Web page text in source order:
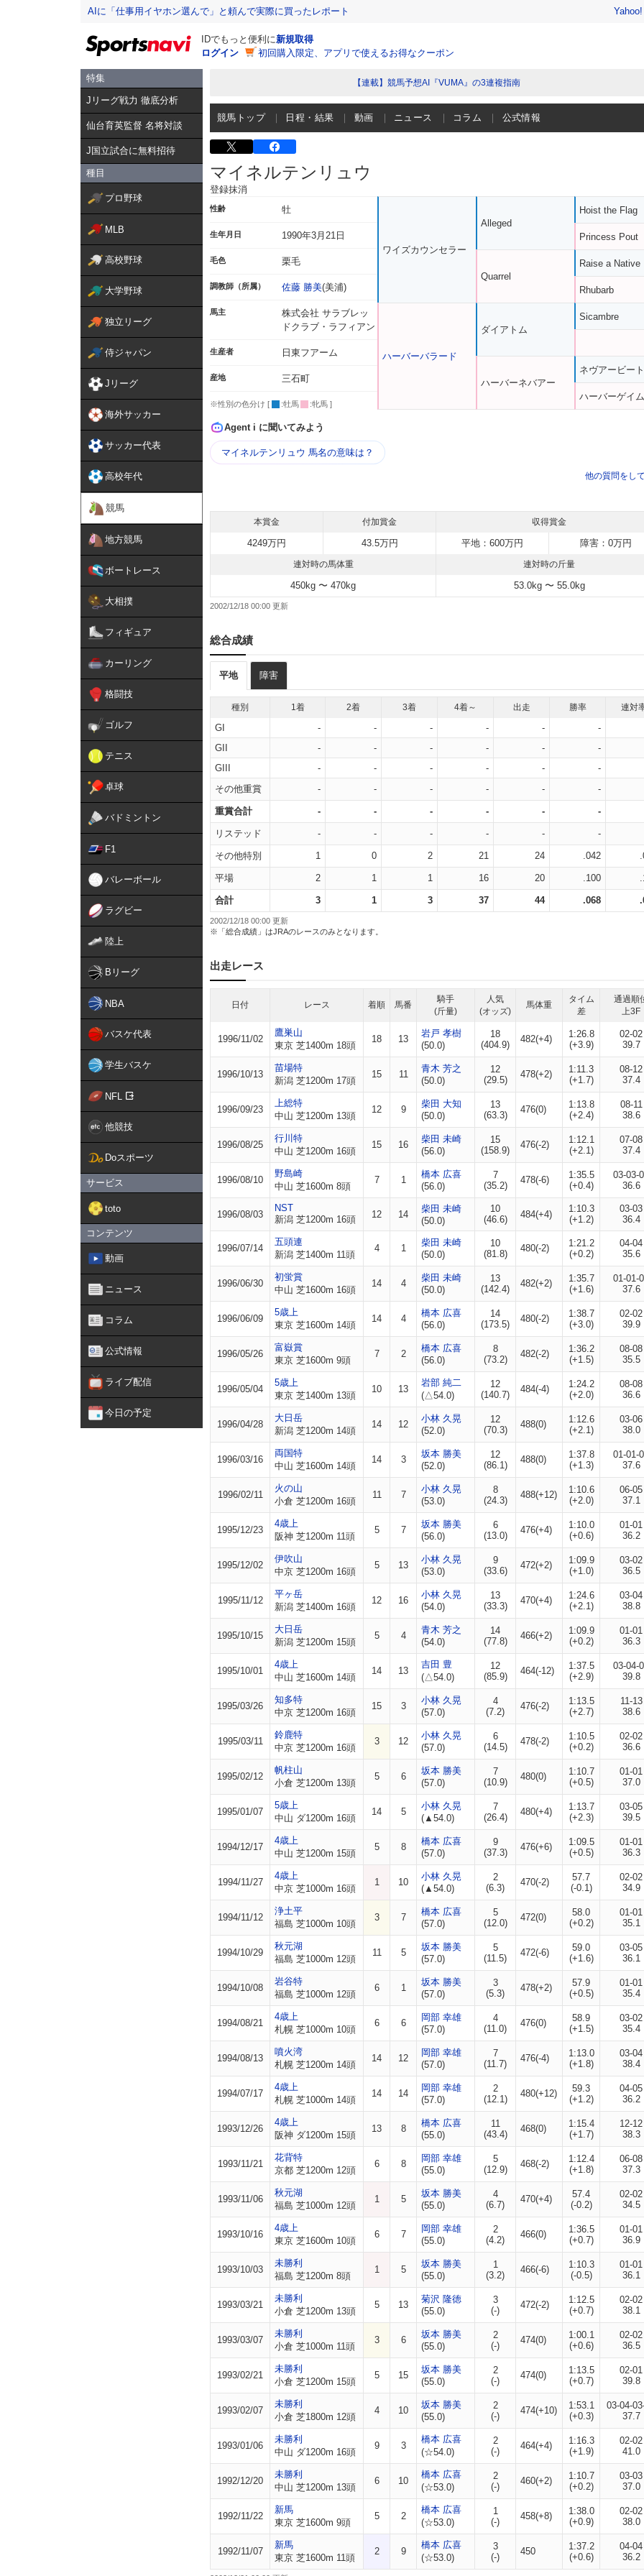
AIに「仕事用イヤホン選んで」と頼んで実際に買ったレポート
IDでもっと便利に新規取得
ログイン
初回購入限定、アプリで使えるお得なクーポン
特集
Jリーグ戦力 徹底分析
仙台育英監督 名将対談
J国立試合に無料招待
種目
プロ野球
MLB
高校野球
大学野球
独立リーグ
侍ジャパン
Jリーグ
海外サッカー
サッカー代表
高校年代
競馬
地方競馬
ボートレース
大相撲
フィギュア
カーリング
格闘技
ゴルフ
テニス
卓球
バドミントン
F1
バレーボール
ラグビー
陸上
Bリーグ
NBA
バスケ代表
学生バスケ
NFL
他競技
Doスポーツ
サービス
toto
コンテンツ
動画
ニュース
コラム
公式情報
ライブ配信
今日の予定
【連載】競馬予想AI『VUMA』の3連複指南
競馬トップ 日程・結果 動画 ニュース コラム 公式情報
マイネルテンリュウ
登録抹消
性齢 牡
生年月日 1990年3月21日
毛色 栗毛
調教師（所属） 佐藤 勝美(美浦)
馬主
株式会社 サラブレッ
ドクラブ・ラフィアン
生産者 日東フアーム
産地 三石町
※性別の色分け [ :牡馬 :牝馬 ]
ワイズカウンセラー
ハーバーバラード
Alleged
Quarrel
ダイアトム
ハーバーネバアー
Hoist the Flag
Princess Pout
Raise a Native
Rhubarb
Sicambre
ネヴアービート
ハーバーゲイム
Agent i に聞いてみよう
マイネルテンリュウ 馬名の意味は？
他の質問をし
本賞金 付加賞金 収得賞金
4249万円 43.5万円 平地：600万円 障害：0万円
連対時の馬体重 連対時の斤量
450kg 〜 470kg 53.0kg 〜 55.0kg
2002/12/18 00:00
総合成績
平地 障害
種別 1着 2着 3着 4着～ 出走 勝率 連対
GI - - - - -
-
GII
- - - - -
-
GIII
- - - - -
-
その他重賞
- - - - - -
重賞合計 - - - - - -
リステッド - - - - - -
その他特別 1 0 2 21 24 .042
平場 2 1 1 16 20 .100
合計 3 1 3 37 44 .068
2002/12/18 00:00 更新
※「総合成績」はJRAのレースのみとなります。
出走レース
日付 レース 着順 馬番
騎手
(斤量)
人気
(オッズ)
馬体重
タイム
差
通過順
上3F
1996/11/02
鷹巣山
東京 芝1400m 18頭
18 13
岩戸 孝樹
(50.0)
18
(404.9)
482(+4)
1:26.8
(+3.9)
02-02
39.7
1996/10/13
苗場特
新潟 芝1200m 17頭
15 11
青木 芳之
(50.0)
12
(29.5)
478(+2)
1:11.3
(+1.7)
08-12
37.4
1996/09/23
上総特
中山 芝1200m 13頭
12 9
柴田 大知
(50.0)
13
(63.3)
476(0)
1:13.8
(+2.4)
08-11
38.6
1996/08/25
行川特
中山 芝1200m 16頭
15 16
柴田 未崎
(56.0)
15
(158.9)
476(-2)
1:12.1
(+2.1)
07-08
37.4
1996/08/10
野島崎
中山 芝1600m 8頭
7 1
橋本 広喜
(56.0)
7
(35.2)
478(-6)
1:35.5
(+0.4)
03-03-
36.6
1996/08/03
NST
新潟 芝1200m 16頭
12 14
柴田 未崎
(50.0)
10
(46.6)
484(+4)
1:10.3
(+1.2)
03-03
36.4
1996/07/14
五頭連
新潟 芝1400m 11頭
4 1
柴田 未崎
(50.0)
10
(81.8)
480(-2)
1:21.2
(+0.2)
04-04
35.6
1996/06/30
初蛍賞
中山 芝1600m 16頭
14 4
柴田 未崎
(50.0)
13
(142.4)
482(+2)
1:35.7
(+1.6)
01-01-
37.6
1996/06/09
5歳上
東京 芝1600m 14頭
14 4
橋本 広喜
(56.0)
14
(173.5)
480(-2)
1:38.7
(+3.0)
02-02
39.9
1996/05/26
富嶽賞
東京 芝1600m 9頭
7 2
橋本 広喜
(56.0)
8
(73.2)
482(-2)
1:36.2
(+1.5)
08-08
35.5
1996/05/04
5歳上
東京 芝1400m 13頭
10 13
岩部 純二
(△54.0)
12
(140.7)
484(-4)
1:24.2
(+2.0)
08-08
36.6
1996/04/28
大日岳
新潟 芝1200m 14頭
14 12
小林 久晃
(52.0)
12
(70.3)
488(0)
1:12.6
(+2.1)
03-06
38.0
1996/03/16
両国特
中山 芝1600m 14頭
14 3
坂本 勝美
(52.0)
12
(86.1)
488(0)
1:37.8
(+1.3)
01-01-
37.6
1996/02/11
火の山
小倉 芝1200m 16頭
11 7
小林 久晃
(53.0)
8
(24.3)
488(+12)
1:10.6
(+2.0)
06-05
37.1
1995/12/23
4歳上
阪神 芝1200m 11頭
5 7
坂本 勝美
(56.0)
6
(13.0)
476(+4)
1:10.0
(+0.6)
01-01
36.2
1995/12/02
伊吹山
中京 芝1200m 16頭
5 13
小林 久晃
(53.0)
9
(33.6)
472(+2)
1:09.9
(+1.0)
03-02
36.5
1995/11/12
平ヶ岳
新潟 芝1400m 16頭
12 16
小林 久晃
(54.0)
13
(33.3)
470(+4)
1:24.6
(+2.1)
03-04
38.8
1995/10/15
大日岳
新潟 芝1200m 15頭
5 4
青木 芳之
(54.0)
14
(77.8)
466(+2)
1:09.9
(+0.2)
01-01
36.3
1995/10/01
4歳上
中山 芝1600m 14頭
14 13
吉田 豊
(△54.0)
12
(85.9)
464(-12)
1:37.5
(+2.9)
03-04-
39.8
1995/03/26
知多特
中京 芝1200m 16頭
15 3
小林 久晃
(57.0)
4
(7.2)
476(-2)
1:13.5
(+2.7)
11-13
38.6
1995/03/11
鈴鹿特
中京 芝1200m 16頭
3 12
小林 久晃
(57.0)
6
(14.5)
478(-2)
1:10.5
(+0.2)
02-02
36.6
1995/02/12
帆柱山
小倉 芝1200m 13頭
5 6
坂本 勝美
(57.0)
7
(10.9)
480(0)
1:10.7
(+0.5)
01-01
37.0
1995/01/07
5歳上
中山 ダ1200m 16頭
14 5
小林 久晃
(▲54.0)
7
(26.4)
480(+4)
1:13.7
(+2.3)
03-05
39.5
1994/12/17
4歳上
中山 芝1200m 15頭
5 8
橋本 広喜
(57.0)
9
(37.3)
476(+6)
1:09.5
(+0.5)
01-01
36.3
1994/11/27
4歳上
中京 芝1000m 16頭
1 10
小林 久晃
(▲54.0)
2
(6.3)
470(-2)
57.7
(-0.1)
02-02
34.9
1994/11/12
浄土平
福島 芝1000m 10頭
3 7
橋本 広喜
(57.0)
5
(12.0)
472(0)
58.0
(+0.2)
01-01
35.1
1994/10/29
秋元湖
福島 芝1000m 12頭
11 5
坂本 勝美
(57.0)
5
(11.5)
472(-6)
59.0
(+1.6)
03-05
36.1
1994/10/08
岩谷特
福島 芝1000m 12頭
6 1
坂本 勝美
(57.0)
3
(5.3)
478(+2)
57.9
(+0.5)
01-01
35.4
1994/08/21
4歳上
札幌 芝1000m 10頭
6 6
岡部 幸雄
(57.0)
4
(11.0)
476(0)
58.9
(+1.5)
03-02
35.4
1994/08/13
噴火湾
札幌 芝1200m 14頭
14 12
岡部 幸雄
(57.0)
7
(11.7)
476(-4)
1:13.0
(+1.8)
03-04
38.4
1994/07/17
4歳上
札幌 芝1000m 14頭
14 14
岡部 幸雄
(57.0)
2
(12.1)
480(+12)
59.3
(+1.2)
04-05
36.2
1993/12/26
4歳上
阪神 ダ1200m 15頭
13 8
橋本 広喜
(55.0)
11
(43.4)
468(0)
1:15.4
(+1.7)
12-12
38.3
1993/11/21
花背特
京都 芝1200m 12頭
6 8
岡部 幸雄
(55.0)
5
(12.9)
468(-2)
1:12.4
(+1.8)
06-08
37.3
1993/11/06
秋元湖
福島 芝1000m 12頭
1 5
坂本 勝美
(55.0)
4
(6.7)
470(+4)
57.4
(-0.2)
02-02
34.5
1993/10/16
4歳上
東京 芝1600m 10頭
6 7
岡部 幸雄
(55.0)
2
(4.2)
466(0)
1:36.5
(+0.7)
01-01
36.9
1993/10/03
未勝利
福島 芝1200m 8頭
1 5
坂本 勝美
(55.0)
1
(3.2)
466(-6)
1:10.3
(-0.5)
01-01
36.1
1993/03/21
未勝利
小倉 芝1200m 13頭
5 13
菊沢 隆徳
(55.0)
3
(-)
472(-2)
1:12.5
(+0.7)
02-02
38.1
1993/03/07
未勝利
小倉 芝1000m 11頭
3 6
坂本 勝美
(55.0)
2
(-)
474(0)
1:00.1
(+0.6)
02-02
36.5
1993/02/21
未勝利
小倉 芝1200m 15頭
5 15
坂本 勝美
(55.0)
2
(-)
474(0)
1:13.5
(+0.7)
02-01
39.8
1993/02/07
未勝利
小倉 芝1800m 12頭
4 10
坂本 勝美
(55.0)
2
(-)
474(+10)
1:53.1
(+0.3)
03-04-
37.7
1993/01/06
未勝利
中山 ダ1200m 16頭
9 3
橋本 広喜
(☆54.0)
2
(-)
464(+4)
1:16.3
(+1.9)
02-02
41.0
1992/12/20
未勝利
中山 芝1200m 13頭
6 10
橋本 広喜
(☆53.0)
2
(-)
460(+2)
1:10.7
(+0.2)
03-03
37.0
1992/11/22
新馬
東京 芝1600m 9頭
5 2
橋本 広喜
(☆53.0)
1
(-)
458(+8)
1:38.0
(+0.9)
02-02
38.0
1992/11/07
新馬
東京 芝1600m 11頭
2 9
橋本 広喜
(☆53.0)
3
(-)
450
1:37.2
(+0.6)
04-04
36.2